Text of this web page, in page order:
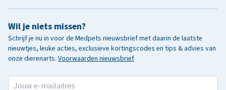
Wil je niets missen?
Schrijf je nu in voor de Medpets nieuwsbrief met daarin de laatste
nieuwtjes, leuke acties, exclusieve kortingscodes en tips & advies van
onze dierenarts. Voorwaarden nieuwsbrief